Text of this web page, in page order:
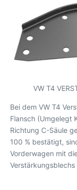
VW T4
Bei dem VW T4
Flansch (Umgelegt
Richtung C-Säule
100 % bestätigt,
Vorderwagen mit